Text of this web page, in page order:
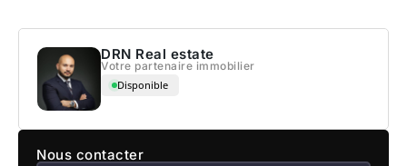
DRN Real estate
Votre partenaire immobilier
Disponible
Nous contacter